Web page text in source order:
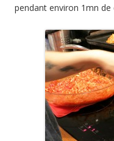
pendant environ 1mn de